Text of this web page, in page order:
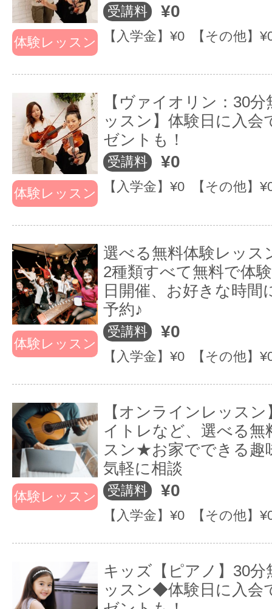
体験レッスン
受講料 ¥0
【入学金】¥0 【その他】
体験レッスン
【ヴァイオリン：30
ッスン】体験日に入会
ゼントも！
受講料 ¥0
【入学金】¥0 【その他】
体験レッスン
選べる無料体験レッス
2種類すべて無料で体
日開催、お好きな時間
予約♪
受講料 ¥0
【入学金】¥0 【その他】
体験レッスン
【オンラインレッス
イトレなど、選べる無
スン★お家でできる
気軽に相談
受講料 ¥0
【入学金】¥0 【その他】
キッズ【ピアノ】30分
ッスン◆体験日に入会